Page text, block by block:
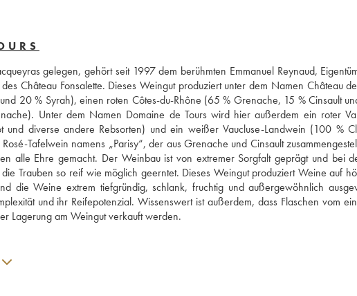
gelegen, gehört seit 1997 dem berühmten Emmanuel Reynaud,
Château Fonsalette. Dieses Weingut produziert unter dem Namen Château
20 % Syrah), einen roten Côtes-du-Rhône (65 % Grenache, 15 % Cinsault
Unter dem Namen Domaine de Tours wird hier außerdem ein roter
diverse andere Rebsorten) und ein weißer Vaucluse-Landwein (100 %
Tafelwein namens „Parisy“, der aus Grenache und Cinsault
alle Ehre gemacht. Der Weinbau ist von extremer Sorgfalt geprägt und bei
Trauben so reif wie möglich geerntet. Dieses Weingut produziert Weine auf
die Weine extrem tiefgründig, schlank, fruchtig und außergewöhnlich
und ihr Reifepotenzial. Wissenswert ist außerdem, dass Flaschen vom
Lagerung am Weingut verkauft werden.